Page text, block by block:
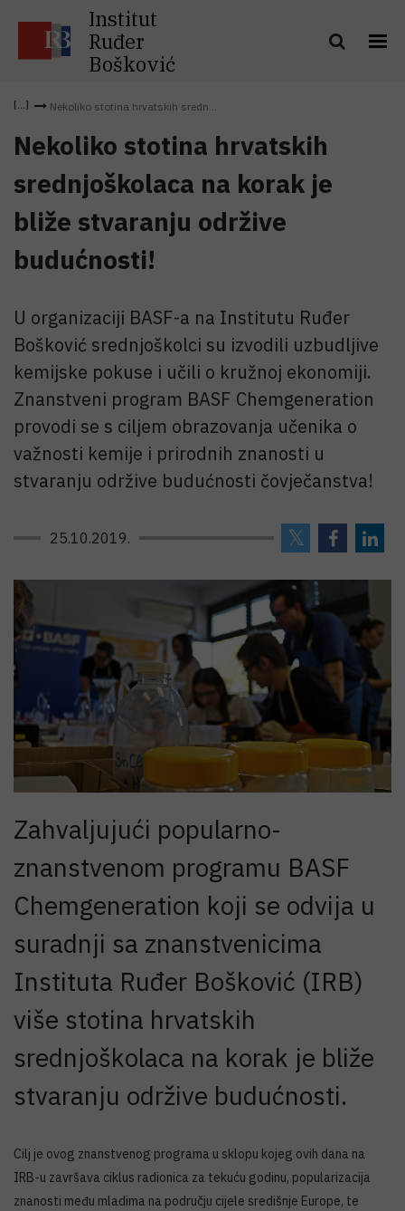
Institut
Ruđer
Bošković
Nekoliko stotina hrvatskih sredn...
Nekoliko stotina hrvatskih
srednjoškolaca na korak je
bliže stvaranju održive
budućnosti!
U organizaciji BASF-a na Institutu Ruđer
Bošković srednjoškolci su izvodili uzbudljive
kemijske pokuse i učili o kružnoj ekonomiji.
Znanstveni program BASF Chemgeneration
provodi se s ciljem obrazovanja učenika o
važnosti kemije i prirodnih znanosti u
stvaranju održive budućnosti čovječanstva!
25.10.2019.
Zahvaljujući popularno-
znanstvenom programu BASF
Chemgeneration koji se odvija u
suradnji sa znanstvenicima
Instituta Ruđer Bošković (IRB)
više stotina hrvatskih
srednjoškolaca na korak je bliže
stvaranju održive budućnosti.
Cilj je ovog znanstvenog programa u sklopu kojeg ovih dana na
IRB-u završava ciklus radionica za tekuću godinu, popularizacija
znanosti među mladima na području cijele središnje Europe, te